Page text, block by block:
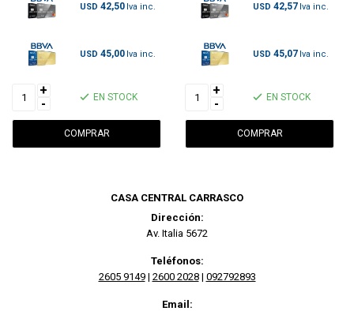
USD 42,50
USD 45,00
+
-
EN STOCK
USD 42,57
USD 45,07
+
-
EN STOCK
CASA CENTRAL CARRASCO
Dirección:
Av. Italia 5672
Teléfonos:
2605 9149| 2600 2028| 092792893
Email: